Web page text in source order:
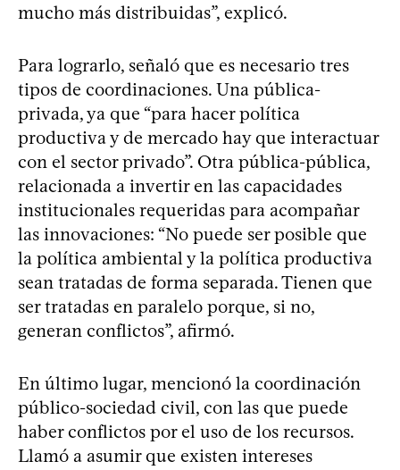
mucho más distribuidas”, explicó.
Para lograrlo, señaló que es necesario tres
tipos de coordinaciones. Una pública-
privada, ya que “para hacer política
productiva y de mercado hay que interactuar
con el sector privado”. Otra pública-pública,
relacionada a invertir en las capacidades
institucionales requeridas para acompañar
las innovaciones: “No puede ser posible que
la política ambiental y la política productiva
sean tratadas de forma separada. Tienen que
ser tratadas en paralelo porque, si no,
generan conflictos”, afirmó.
En último lugar, mencionó la coordinación
público-sociedad civil, con las que puede
haber conflictos por el uso de los recursos.
Llamó a asumir que existen intereses